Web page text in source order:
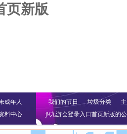
页新版
成年人
料中心
我们的节日 垃圾分类
j9九游会登录入口首页新版的